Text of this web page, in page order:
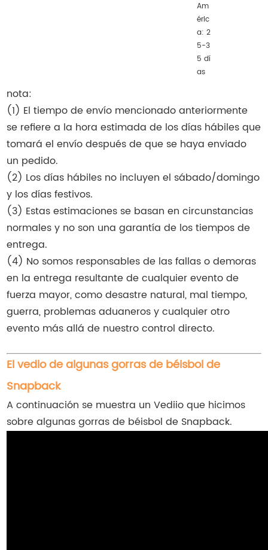
Am
éric
a: 2
5-3
5 dí
as
nota:
(1) El tiempo de envío mencionado anteriormente
se refiere a la hora estimada de los días hábiles que
tomará el envío después de que se haya enviado
un pedido.
(2) Los días hábiles no incluyen el sábado/domingo
y los días festivos.
(3) Estas estimaciones se basan en circunstancias
normales y no son una garantía de los tiempos de
entrega.
(4) No somos responsables de las fallas o demoras
en la entrega resultante de cualquier evento de
fuerza mayor, como desastre natural, mal tiempo,
guerra, problemas aduaneros y cualquier otro
evento más allá de nuestro control directo.
El vedio de algunas gorras de béisbol de
Snapback
A continuación se muestra un Vediio que hicimos
sobre algunas gorras de béisbol de Snapback.